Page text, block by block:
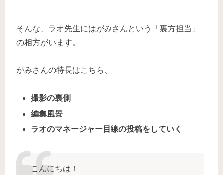
そんな、ラオ先生にはがみさんという「裏方担当」
の相方がいます。
がみさんの特長はこちら、
撮影の裏側
編集風景
ラオのマネージャー目線の投稿をしていく
こんにちは！